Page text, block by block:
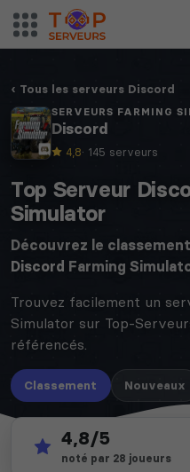
Tous les serveurs Discord
SERVEURS FARMING
Discord
4,8· 145 serveurs
Top Serveur
Simulator
Découvrez le
Discord Farming
Trouvez facilement un
Simulator sur Top-
référencés.
Classement Nouveaux
145
serveurs actifs
depuis 2012
4,8/5
noté par 28 joueurs